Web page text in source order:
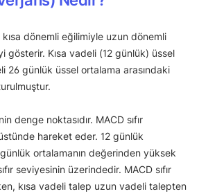
dönemli eğilimiyle uzun dönemli
gösterir. Kısa vadeli (12 günlük) üssel
26 günlük üssel ortalama arasındaki
denge noktasıdır. MACD sıfır
hareket eder. 12 günlük
ortalamanın değerinden yüksek
seviyesinin üzerindedir. MACD sıfır
kısa vadeli talep uzun vadeli talepten